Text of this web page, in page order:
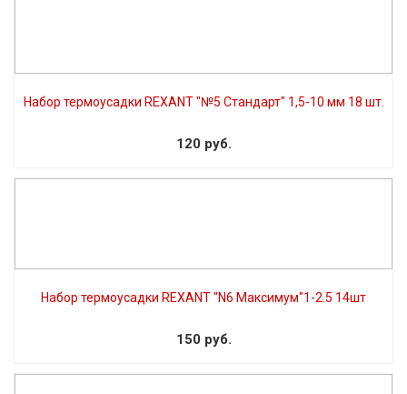
Набор термоусадки REXANT "№5 Стандарт" 1,5-10 мм 18 шт.
120 руб.
Набор термоусадки REXANT "N6 Максимум"1-2.5 14шт
150 руб.